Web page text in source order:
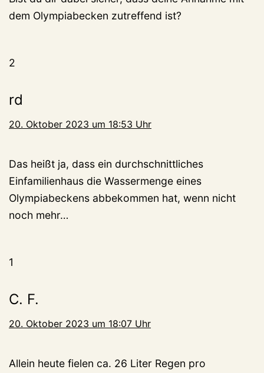
dem Olympiabecken zutreffend ist?
2
rd
20. Oktober 2023 um 18:53 Uhr
Das heißt ja, dass ein durchschnittliches
Einfamilienhaus die Wassermenge eines
Olympiabeckens abbekommen hat, wenn nicht
noch mehr…
1
C. F.
20. Oktober 2023 um 18:07 Uhr
Allein heute fielen ca. 26 Liter Regen pro